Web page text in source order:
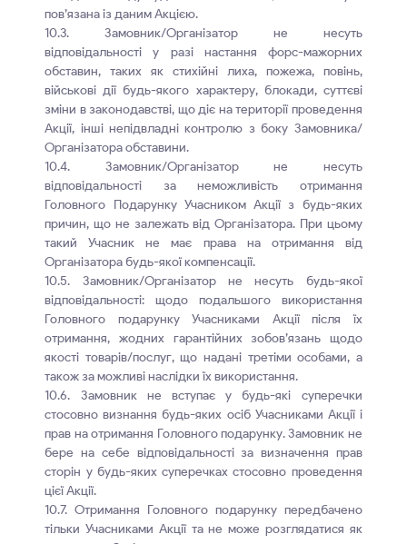
пов’язана із даним Акцією.
10.3. Замовник/Організатор не несуть
відповідальності у разі настання форс-мажорних
обставин, таких як стихійні лиха, пожежа, повінь,
військові дії будь-якого характеру, блокади, суттєві
зміни в законодавстві, що діє на території проведення
Акції, інші непідвладні контролю з боку Замовника/
Організатора обставини.
10.4. Замовник/Організатор не несуть
відповідальності за неможливість отримання
Головного Подарунку Учасником Акції з будь-яких
причин, що не залежать від Організатора. При цьому
такий Учасник не має права на отримання від
Організатора будь-якої компенсації.
10.5. Замовник/Організатор не несуть будь-якої
відповідальності: щодо подальшого використання
Головного подарунку Учасниками Акції після їх
отримання, жодних гарантійних зобов’язань щодо
якості товарів/послуг, що надані третіми особами, а
також за можливі наслідки їх використання.
10.6. Замовник не вступає у будь-які суперечки
стосовно визнання будь-яких осіб Учасниками Акції і
прав на отримання Головного подарунку. Замовник не
бере на себе відповідальності за визначення прав
сторін у будь-яких суперечках стосовно проведення
цієї Акції.
10.7. Отримання Головного подарунку передбачено
тільки Учасниками Акції та не може розглядатися як